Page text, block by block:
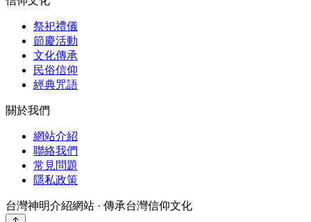
祭祀禮儀
節慶活動
文化傳承
民俗信仰
經典咒語
關於我們
網站介紹
聯絡我們
常見問題
隱私政策
台灣神明介紹網站 · 傳承台灣信仰文化